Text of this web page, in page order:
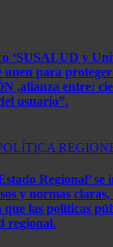
‘SUSALUD y
unen para
,alianza entre:
usuario”.
Regional’ se
y normas claras,
las políticas
regional.